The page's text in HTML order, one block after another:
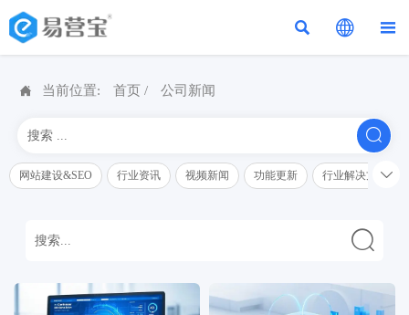
  
 当前位置: 首页 / 公司新闻

网站建设&SEO 行业资讯 视频新闻 功能更新 行业解决方案解读

